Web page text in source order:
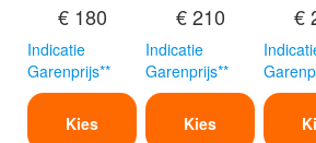
€ 180
Indicatie
Garenprijs**
Kies
€ 210
Indicatie
Garenprijs**
Kies
€